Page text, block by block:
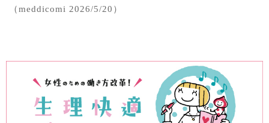
（meddicomi 2026/5/20）